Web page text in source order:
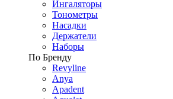
Ингаляторы
Тонометры
Насадки
Держатели
Наборы
По Бренду
Revyline
Anya
Apadent